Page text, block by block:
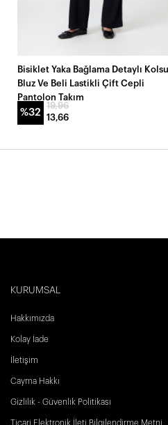
Bisiklet Yaka Bağlama Detaylı
Bluz Ve Beli Lastikli Çift Cepli
Pantolon Takım
%32
19,96
13,66
KURUMSAL
Hakkımızda
Kolay İade
İletişim
Cayma Hakkı
Gizlilik - Güvenlik Politikası
Ticari Elektronik İleti Bilgilendirme Metni